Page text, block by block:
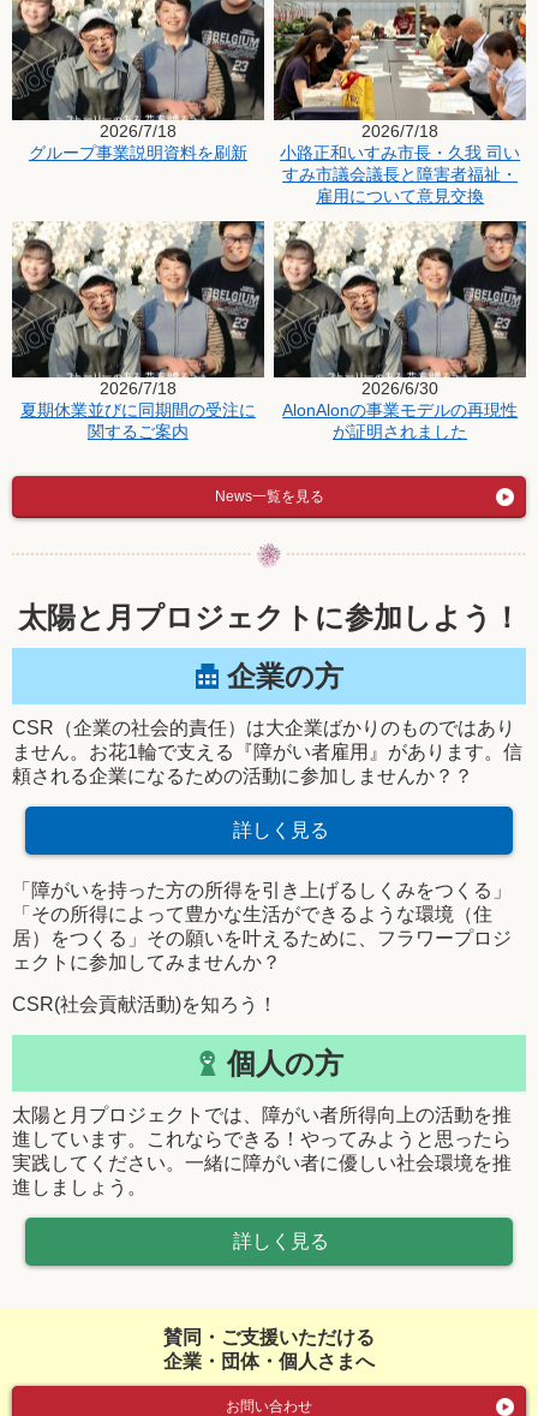
2026/7/18
グループ事業説明資料を刷新
2026/7/18
小路正和いすみ市長・久我 司い
すみ市議会議長と障害者福祉・
雇用について意見交換
2026/7/18
夏期休業並びに同期間の受注に
関するご案内
2026/6/30
AlonAlonの事業モデルの再現性
が証明されました
News一覧を見る
太陽と月プロジェクトに参加しよう！
企業の方
CSR（企業の社会的責任）は大企業ばかりのものではあり
ません。お花1輪で支える『障がい者雇用』があります。信
頼される企業になるための活動に参加しませんか？？
詳しく見る
「障がいを持った方の所得を引き上げるしくみをつくる」
「その所得によって豊かな生活ができるような環境（住
居）をつくる」その願いを叶えるために、フラワープロジ
ェクトに参加してみませんか？
CSR(社会貢献活動)を知ろう！
個人の方
太陽と月プロジェクトでは、障がい者所得向上の活動を推
進しています。これならできる！やってみようと思ったら
実践してください。一緒に障がい者に優しい社会環境を推
進しましょう。
詳しく見る
賛同・ご支援いただける
企業・団体・個人さまへ
お問い合わせ